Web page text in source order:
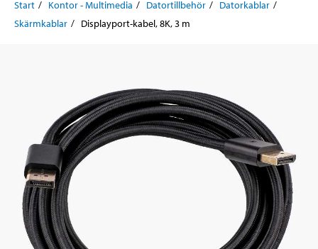
Start Kontor - Multimedia Datortillbehör
Datorkablar
Skärmkablar
Displayport-kabel, 8K, 3 m